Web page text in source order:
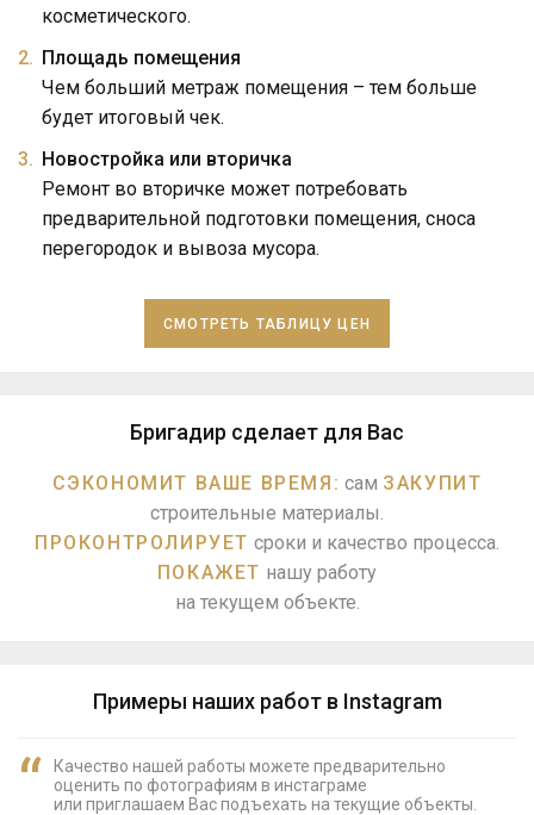
косметического.
Площадь помещения
Чем больший метраж помещения – тем больше
будет итоговый чек.
Новостройка или вторичка
Ремонт во вторичке может потребовать
предварительной подготовки помещения, сноса
перегородок и вывоза мусора.
СМОТРЕТЬ ТАБЛИЦУ ЦЕН
Бригадир сделает для Вас
СЭКОНОМИТ ВАШЕ ВРЕМЯ: сам ЗАКУПИТ
строительные материалы.
ПРОКОНТРОЛИРУЕТ сроки и качество процесса.
ПОКАЖЕТ нашу работу
на текущем объекте.
Примеры наших работ в Instagram
Качество нашей работы можете предварительно
оценить по фотографиям в инстаграме
или приглашаем Вас подъехать на текущие объекты.